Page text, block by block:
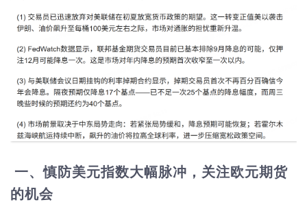
一、慎防美元指数大幅脉冲，关注欧元期货
的机会